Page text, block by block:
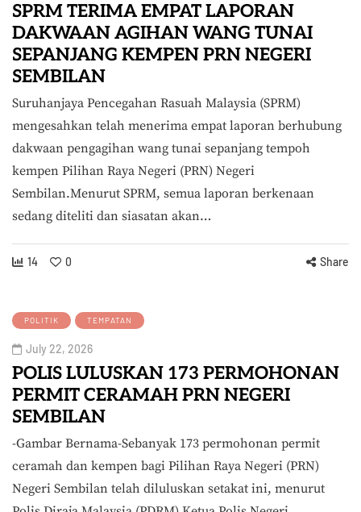
SPRM TERIMA EMPAT LAPORAN
DAKWAAN AGIHAN WANG TUNAI
SEPANJANG KEMPEN PRN NEGERI
SEMBILAN
Suruhanjaya Pencegahan Rasuah Malaysia (SPRM)
mengesahkan telah menerima empat laporan berhubung
dakwaan pengagihan wang tunai sepanjang tempoh
kempen Pilihan Raya Negeri (PRN) Negeri
Sembilan.Menurut SPRM, semua laporan berkenaan
sedang diteliti dan siasatan akan…
14 0 Share
POLITIK TEMPATAN
July 22, 2026
POLIS LULUSKAN 173 PERMOHONAN
PERMIT CERAMAH PRN NEGERI
SEMBILAN
-Gambar Bernama-Sebanyak 173 permohonan permit
ceramah dan kempen bagi Pilihan Raya Negeri (PRN)
Negeri Sembilan telah diluluskan setakat ini, menurut